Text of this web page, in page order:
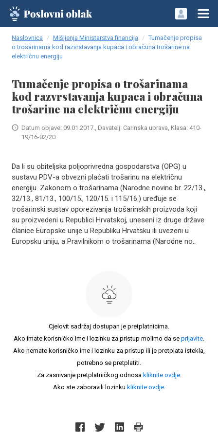
Naslovnica Mišljenja Ministarstva financija
Tumačenje propisa
o trošarinama kod razvrstavanja kupaca i obračuna trošarine na
električnu energiju
Tumačenje propisa o trošarinama
kod razvrstavanja kupaca i obračuna
trošarine na električnu energiju
Datum objave: 09.01.2017., Davatelj: Carinska uprava, Klasa: 410-
19/16-02/20
Da li su obiteljska poljoprivredna gospodarstva (OPG) u
sustavu PDV-a obvezni plaćati trošarinu na električnu
energiju. Zakonom o trošarinama (Narodne novine br. 22/13.,
32/13., 81/13., 100/15., 120/15. i 115/16.) uređuje se
trošarinski sustav oporezivanja trošarinskih proizvoda koji
su proizvedeni u Republici Hrvatskoj, uneseni iz druge države
članice Europske unije u Republiku Hrvatsku ili uvezeni u
Europsku uniju, a Pravilnikom o trošarinama (Narodne no..
Cjelovit sadržaj dostupan je pretplatnicima.
Ako imate korisničko ime i lozinku za pristup molimo da se prijavite.
Ako nemate korisničko ime i lozinku za pristup ili je pretplata istekla,
potrebno se pretplatiti.
Za zasnivanje pretplatničkog odnosa kliknite ovdje.
Ako ste zaboravili lozinku kliknite ovdje.